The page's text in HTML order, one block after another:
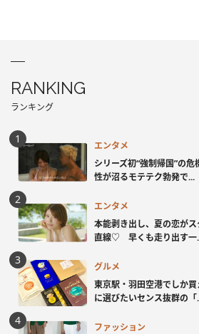
RANKING
ランキング
エンタメ
シリーズ初“強制帰国”の
性が沼るモテテク勃発で...
エンタメ
本能剥き出し、夏の恋が
直線♡ 早くも走り出す一
グルメ
東京駅・羽田空港でしか
に選びたいセンス抜群の「
ファッション